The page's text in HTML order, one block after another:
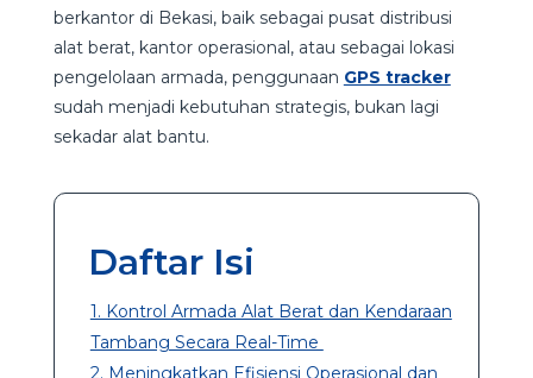
berkantor di Bekasi, baik sebagai pusat distribusi
alat berat, kantor operasional, atau sebagai lokasi
pengelolaan armada, penggunaan GPS tracker
sudah menjadi kebutuhan strategis, bukan lagi
sekadar alat bantu.
Daftar Isi
1. Kontrol Armada Alat Berat dan Kendaraan
Tambang Secara Real-Time
2. Meningkatkan Efisiensi Operasional dan